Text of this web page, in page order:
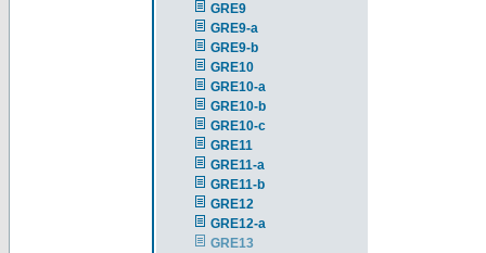
GRE9
GRE9-a
GRE9-b
GRE10
GRE10-a
GRE10-b
GRE10-c
GRE11
GRE11-a
GRE11-b
GRE12
GRE12-a
GRE13